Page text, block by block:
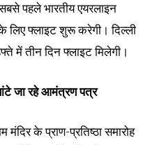
पहले भारतीय एयरलाइन
लिए फ्लाइट शुरू करेगी। दिल्ली
में तीन दिन फ्लाइट मिलेगी।
जा रहे आमंत्रण पत्र
मंदिर के प्राण-प्रतिष्ठा समारोह